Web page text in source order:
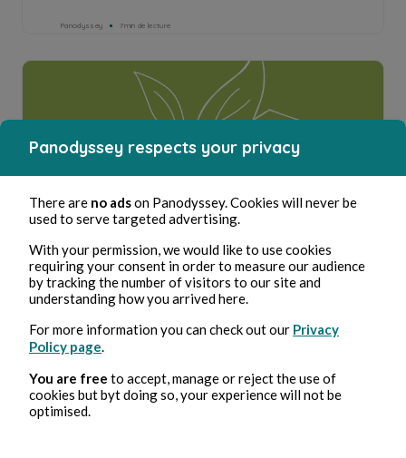
Panodyssey 7min de lecture
Panodyssey 18min de lecture
GREEN TALES News with Glenn Micallef
Panodyssey
Panodyssey respects your privacy
There are no adson Panodyssey. Cookies will never be
used to serve targeted advertising.
With your permission, we would like to use cookies
requiring your consent in order to measure our audience
by tracking the number of visitors to our site and
understanding how you arrived here.
For more information you can check out our Privacy
Policy page
You are free to accept, manage or reject the use of
cookies but byt doing so, your experience will not be
optimised.